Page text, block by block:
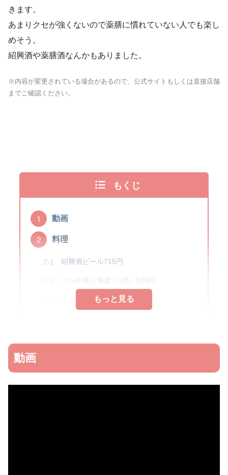
きます。
あまりクセが強くないので薬膳に慣れていない人でも楽し
めそう。
紹興酒や薬膳酒なんかもありました。
※内容が変更されている場合があるので、公式サイトもしくは直接店舗
までご確認ください。
もくじ
動画
料理
紹興酒ビール715円
アル中踊り海老（1尾）528円
牛タン刺し 青唐味噌968円
もっと見る
もっと見る
動画